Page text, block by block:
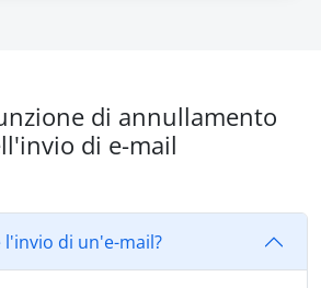
di annullamento
di e-mail
di un'e-mail?